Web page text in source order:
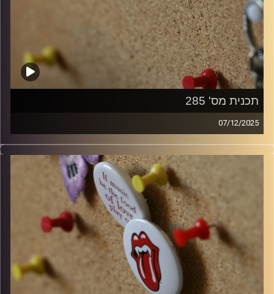
תכנית מס' 285
07/12/2025
קלאסיקות רוק עם אורן הוף
włodi